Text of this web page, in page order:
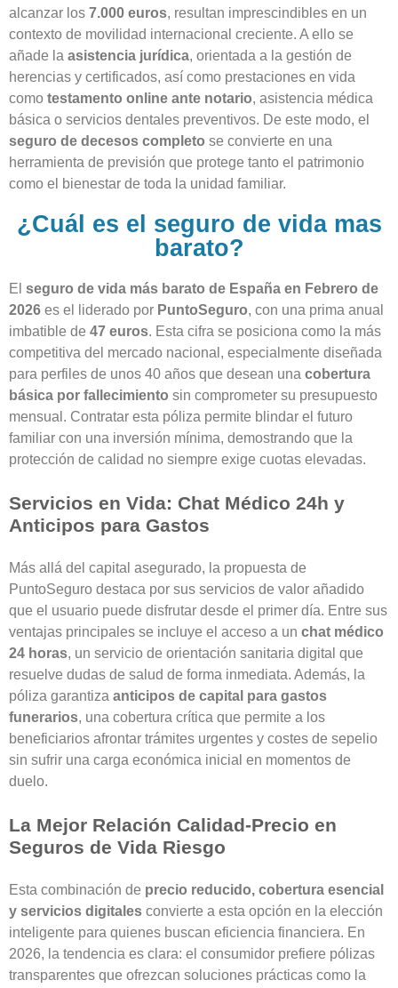
alcanzar los 7.000 euros, resultan imprescindibles en un
contexto de movilidad internacional creciente. A ello se
añade la asistencia jurídica, orientada a la gestión de
herencias y certificados, así como prestaciones en vida
como testamento online ante notario, asistencia médica
básica o servicios dentales preventivos. De este modo, el
seguro de decesos completo se convierte en una
herramienta de previsión que protege tanto el patrimonio
como el bienestar de toda la unidad familiar.
¿Cuál es el seguro de vida mas
barato?
El seguro de vida más barato de España en Febrero de
2026 es el liderado por PuntoSeguro, con una prima anual
imbatible de 47 euros. Esta cifra se posiciona como la más
competitiva del mercado nacional, especialmente diseñada
para perfiles de unos 40 años que desean una cobertura
básica por fallecimiento sin comprometer su presupuesto
mensual. Contratar esta póliza permite blindar el futuro
familiar con una inversión mínima, demostrando que la
protección de calidad no siempre exige cuotas elevadas.
Servicios en Vida: Chat Médico 24h y
Anticipos para Gastos
Más allá del capital asegurado, la propuesta de
PuntoSeguro destaca por sus servicios de valor añadido
que el usuario puede disfrutar desde el primer día. Entre sus
ventajas principales se incluye el acceso a un chat médico
24 horas, un servicio de orientación sanitaria digital que
resuelve dudas de salud de forma inmediata. Además, la
póliza garantiza anticipos de capital para gastos
funerarios, una cobertura crítica que permite a los
beneficiarios afrontar trámites urgentes y costes de sepelio
sin sufrir una carga económica inicial en momentos de
duelo.
La Mejor Relación Calidad-Precio en
Seguros de Vida Riesgo
Esta combinación de precio reducido, cobertura esencial
y servicios digitales convierte a esta opción en la elección
inteligente para quienes buscan eficiencia financiera. En
2026, la tendencia es clara: el consumidor prefiere pólizas
transparentes que ofrezcan soluciones prácticas como la